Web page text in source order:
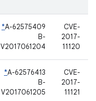
CVE-
2017-
11120
A-62575409
*
B-
V2017061204
CVE-
2017-
11121
A-62576413
*
B-
V2017061205